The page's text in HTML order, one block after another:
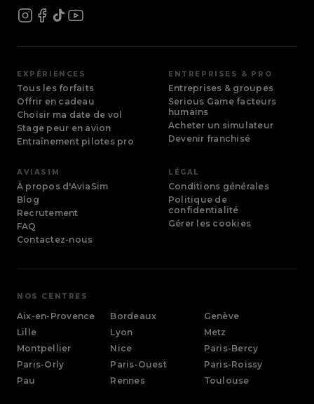
EXPÉRIENCES
Tous les forfaits
Offrir en cadeau
Choisir ma date de vol
Stage peur en avion
Entraînement pilotes pro
ENTREPRISES & PRO
Entreprises & groupes
Serious Game facteurs
humains
Acheter un simulateur
Devenir franchisé
AVIASIM
À propos d'AviaSim
Blog
Recrutement
FAQ
Contactez-nous
LÉGAL
Conditions générales
Politique de
confidentialité
Gérer les cookies
NOS CENTRES
Aix-en-Provence Bordeaux
Genève
Lille
Lyon
Metz
Montpellier
Nice
Paris-Bercy
Paris-Orly
Paris-Ouest
Paris-Roissy
Pau
Rennes Toulouse